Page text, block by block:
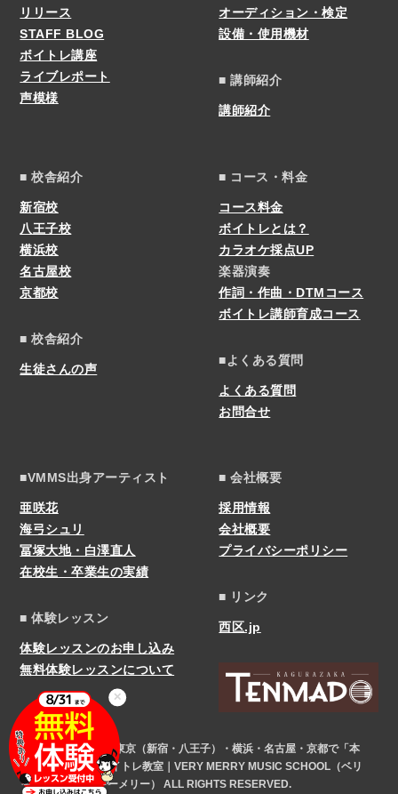
リリース
STAFF BLOG
ボイトレ講座
ライブレポート
声模様
オーディション・検定
設備・使用機材
■ 講師紹介
講師紹介
■ 校舎紹介
新宿校
八王子校
横浜校
名古屋校
京都校
■ 校舎紹介
生徒さんの声
■ コース・料金
コース料金
ボイトレとは？
カラオケ採点UP
楽器演奏
作詞・作曲・DTMコース
ボイトレ講師育成コース
■よくある質問
よくある質問
お問合せ
■VMMS出身アーティスト
亜咲花
海弓シュリ
冨塚大地・白澤直人
在校生・卒業生の実績
■ 体験レッスン
体験レッスンのお申し込み
無料体験レッスンについて
■ 会社概要
採用情報
会社概要
プライバシーポリシー
■ リンク
西区.jp
COPYRIGHT © 東京（新宿・八王子）・横浜・名古屋・京都で「本
気」になれるボイトレ教室｜VERY MERRY MUSIC SCHOOL（ベリ
ーメリー） ALL RIGHTS RESERVED.
✕